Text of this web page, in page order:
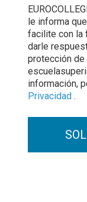
le informa
facilite con la
darle
protección de
información,
Privacidad .